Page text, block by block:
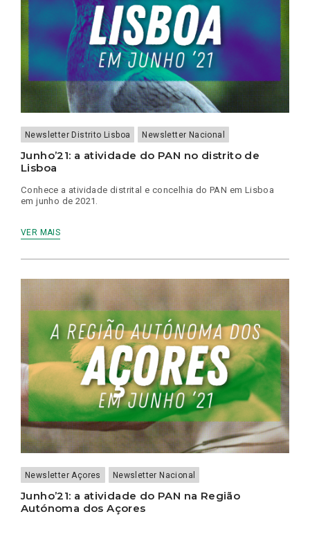
Newsletter Distrito Lisboa Newsletter Nacional
Junho’21: a atividade do PAN no distrito de
Lisboa
Conhece a atividade distrital e concelhia do PAN em Lisboa
em junho de 2021.
VER MAIS
Newsletter Açores Newsletter Nacional
Junho’21: a atividade do PAN na Região
Autónoma dos Açores